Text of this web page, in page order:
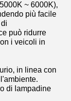
~ 6000K),
più facile
può ridurre
i veicoli in
in linea con
di lampadine